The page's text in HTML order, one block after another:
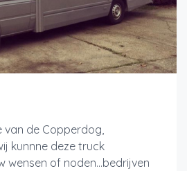
de Copperdog,
kunnne deze truck
wensen of noden...bedrijven